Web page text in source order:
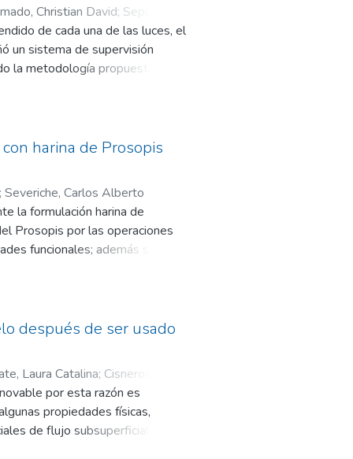
Christian David; Sepúlveda
de cada una de las luces, el
un sistema de supervisión
la metodología propuesta por
configurándose como punto
múltiples tareas orientadas a
al momento de desarrollar una
integrar un servidor web,
harina de Prosopis
; Severiche, Carlos Alberto
la formulación harina de
Prosopis por las operaciones
funcionales; además se
El contenido de
agua y 3.21 mL de aceite por
diversas harinas de uso
dentro de lo
es una alternativa, como
elaboración de productos con
donde fue probada.
después de ser usado
Laura Catalina; Cisneros
por esta razón es
propiedades físicas,
de flujo subsuperficial para
sp. y la planta Stipa ichu.